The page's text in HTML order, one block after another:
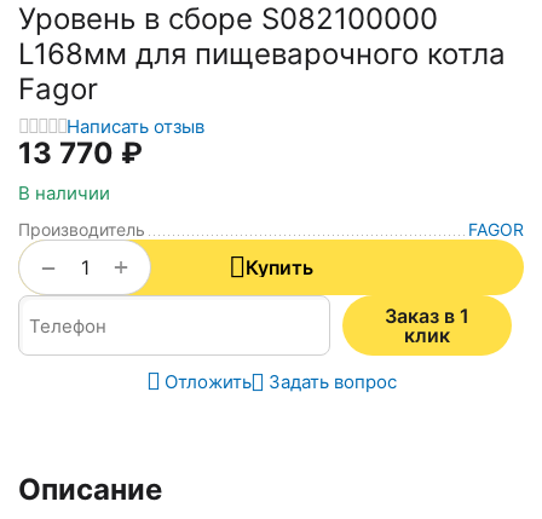
Уровень в сборе S082100000
L168мм для пищеварочного котла
Fagor
Написать отзыв
13 770 ₽
В наличии
Производитель FAGOR
+
−
Купить
Заказ в 1
клик
Отложить Задать вопрос
Описание